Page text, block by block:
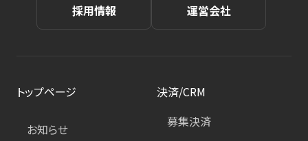
採用情報 運営会社
トップページ
お知らせ
決済/CRM
募集決済